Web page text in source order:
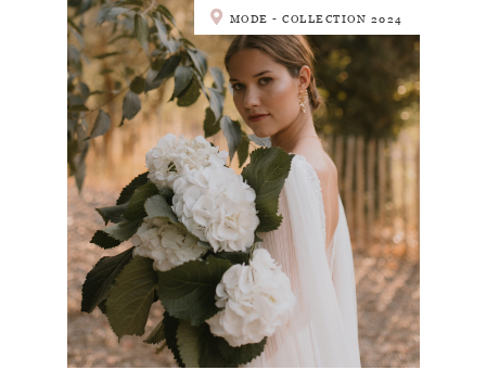
MODE - COLLECTION 2024